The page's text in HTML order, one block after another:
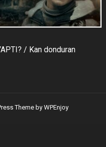
/ Kan donduran
Theme by WPEnjoy